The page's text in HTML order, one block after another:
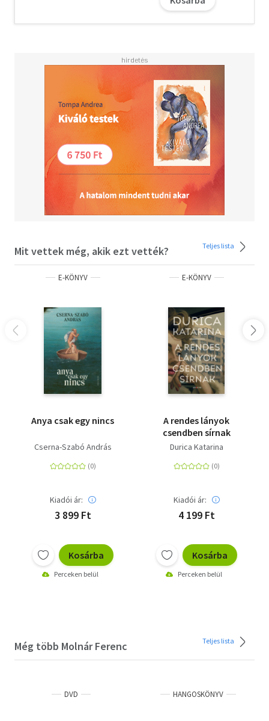
azzá válik a grundért folyó háborúban. A regény a grund és
művészi és pszichológiai hatásra építő mű a 10-12 éves
A letöltéssel kapcsolatos kérdésekreitttalálhat választ.
Mit vettek még, akik ezt vették? Teljes lista
E-KÖNYV
Anya csak egy nincs
Cserna-Szabó András
Kiadói ár:
3 899 Ft
Kosárba
Perceken belül
E-KÖNYV
A ​rendes lányok
csendben sírnak
Durica Katarina
Kiadói ár:
4 199 Ft
Kosárba
Perceken belül
Még több Molnár Ferenc Teljes lista
DVD HANGOSKÖNYV